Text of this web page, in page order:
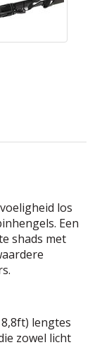
los
Een
shads met
lengtes
zowel licht